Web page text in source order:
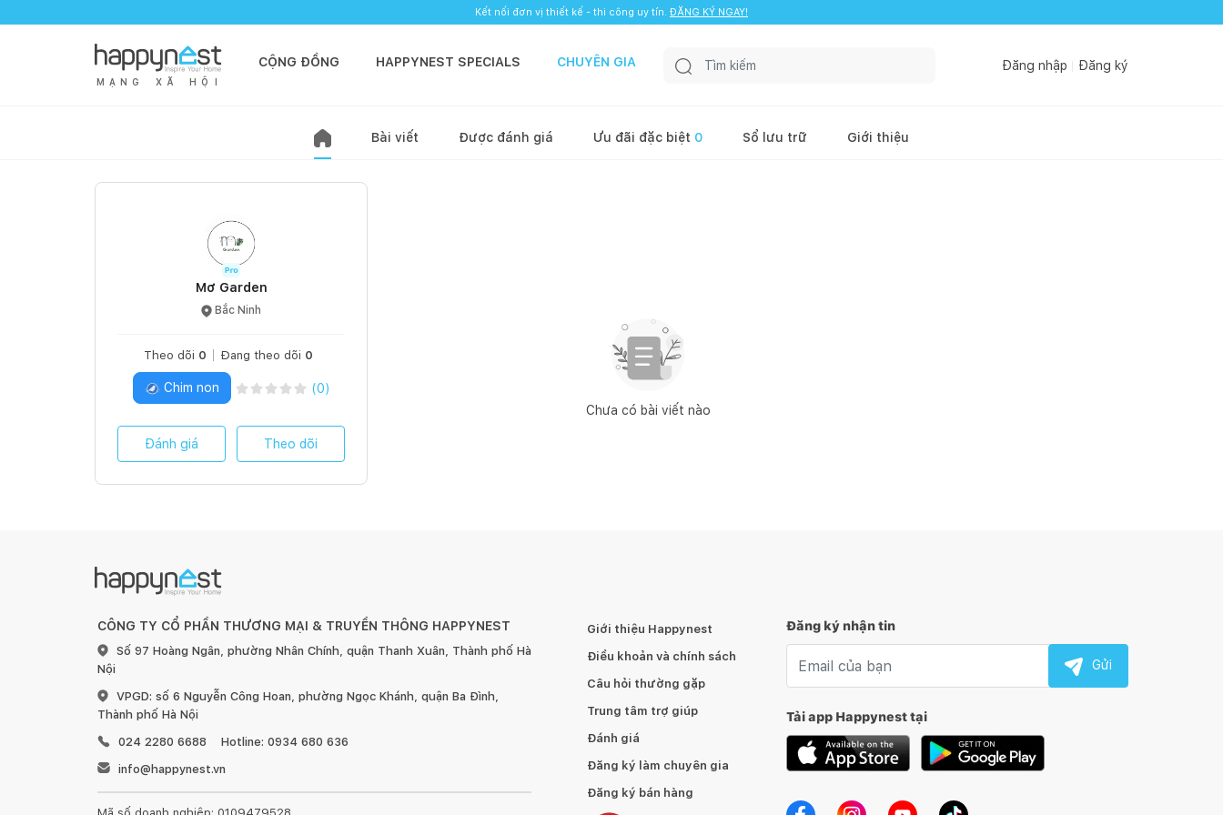
Kết nối đơn vị thiết kế - thi công uy tín. ĐĂNG KÝ NGAY!
M Ạ N G X Ã H Ộ I
CỘNG ĐỒNG HAPPYNEST SPECIALS CHUYÊN GIA Đăng nhập Đăng ký
Bài viết Được đánh giá Ưu đãi đặc biệt 0 Sổ lưu trữ Giới thiệu
Mơ Garden
Bắc Ninh
Theo dõi 0 Đang theo dõi 0
Chim non (0)
Đánh giá Theo dõi
Chưa có bài viết nào
CÔNG TY CỔ PHẦN THƯƠNG MẠI & TRUYỀN THÔNG HAPPYNEST
Số 97 Hoàng Ngân, phường Nhân Chính, quận Thanh Xuân, Thành phố Hà
Nội
VPGD: số 6 Nguyễn Công Hoan, phường Ngọc Khánh, quận Ba Đình,
Thành phố Hà Nội
024 2280 6688
Hotline: 0934 680 636
info@happynest.vn
Giới thiệu Happynest
Điều khoản và chính sách
Câu hỏi thường gặp
Trung tâm trợ giúp
Đánh giá
Đăng ký làm chuyên gia
Đăng ký bán hàng
Đăng ký nhận tin
Gửi
Tải app Happynest tại